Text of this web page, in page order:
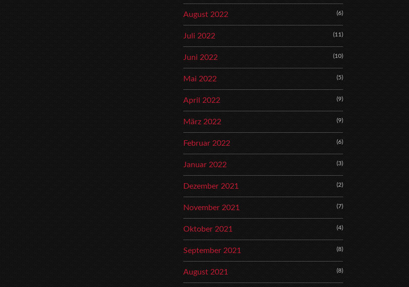
August 2022 (6)
Juli 2022 (11)
Juni 2022 (10)
Mai 2022 (5)
April 2022 (9)
März 2022 (9)
Februar 2022 (6)
Januar 2022 (3)
Dezember 2021 (2)
November 2021 (7)
Oktober 2021 (4)
September 2021 (8)
August 2021 (8)